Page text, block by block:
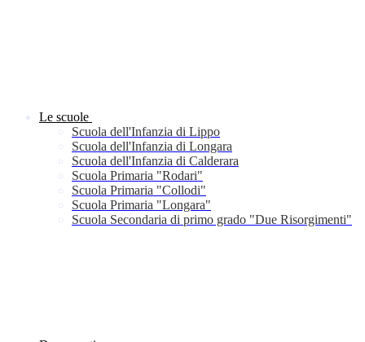
Le scuole
Scuola dell'Infanzia di Lippo
Scuola dell'Infanzia di Longara
Scuola dell'Infanzia di Calderara
Scuola Primaria "Rodari"
Scuola Primaria "Collodi"
Scuola Primaria "Longara"
Scuola Secondaria di primo grado "Due Risorgimenti"